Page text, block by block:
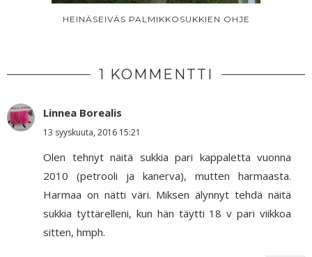
HEINÄSEIVÄS PALMIKKOSUKKIEN OHJE
1 KOMMENTTI
Linnea Borealis
13 syyskuuta, 2016 15:21
Olen tehnyt näitä sukkia pari kappaletta vuonna
2010 (petrooli ja kanerva), mutten harmaasta.
Harmaa on nätti väri. Miksen älynnyt tehdä näitä
sukkia tyttärelleni, kun hän täytti 18 v pari viikkoa
sitten, hmph.